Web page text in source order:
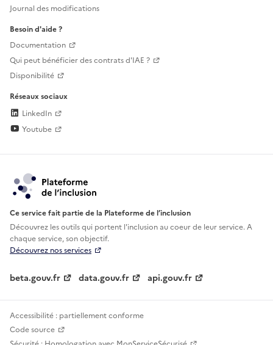
Journal des modifications
Besoin d'aide ?
Documentation
Qui peut bénéficier des contrats d'IAE ?
Disponibilité
Réseaux sociaux
LinkedIn
Youtube
Ce service fait partie de la Plateforme de l’inclusion
Découvrez les outils qui portent l'inclusion aucoeur de leur service. A
chaque service, son objectif.
Découvrez nos services
beta.gouv.fr data.gouv.fr api.gouv.fr
Accessibilité : partiellement conforme
Code source